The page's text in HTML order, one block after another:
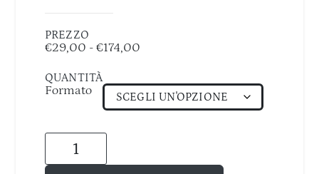
PREZZO
€29,00 - €174,00
QUANTITÀ
Formato